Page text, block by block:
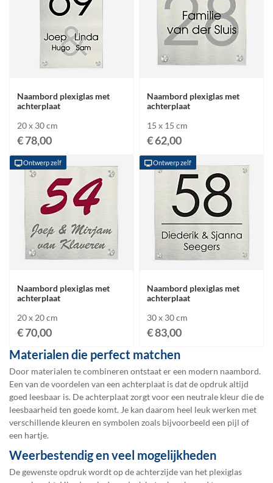
Naambord plexiglas met
achterplaat
20 x 30 cm
€ 78,00
Naambord plexiglas met
achterplaat
15 x 15 cm
€ 62,00
Ontwerp zelf
Naambord plexiglas met
achterplaat
20 x 20 cm
€ 70,00
Ontwerp zelf
Naambord plexiglas met
achterplaat
30 x 30 cm
€ 83,00
Materialen die perfect matchen
Door materialen te combineren ontstaat er een modern naambord.
Een van de voordelen van een achterplaat is dat de opdruk altijd
goed leesbaar is. De achterplaat zorgt voor een neutrale kleur die de
leesbaarheid ten goede komt. Je kan daarom heel leuk werken met
verschillende kleuren en symbolen zoals bijvoorbeeld een pijl of
een hartje.
Weerbestendig en veel mogelijkheden
De gewenste opdruk wordt op de achterzijde van het plexiglas